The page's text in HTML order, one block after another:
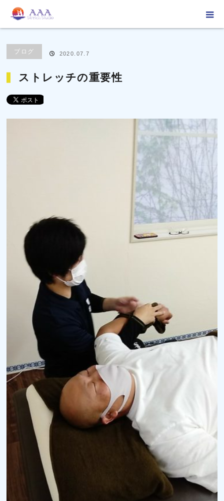
ブログ
ブログ 2020.07.7
ストレッチの重要性